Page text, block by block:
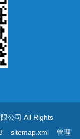
公司 All Rights
sitemap.xml 管理